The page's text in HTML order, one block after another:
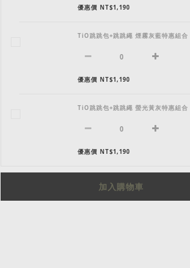
優惠價 NT$1,190
TiO跳跳包+跳跳繩 煙霧灰藍特惠組合
優惠價 NT$1,190
TiO跳跳包+跳跳繩 螢光黃灰特惠組合
優惠價 NT$1,190
加入購物車